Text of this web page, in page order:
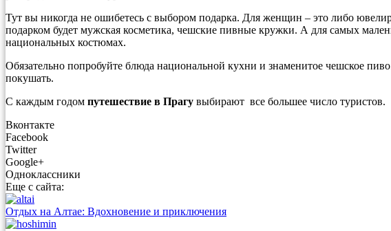
Тут вы никогда не ошибетесь с выбором подарка. Для женщин – это либо
подарком будет мужская косметика, чешские пивные кружки. А для самых
национальных костюмах.
Обязательно попробуйте блюда национальной кухни и знаменитое чешское
покушать.
С каждым годом путешествие в Прагу выбирают все большее число туристов.
Вконтакте
Facebook
Twitter
Google+
Одноклассники
Еще с сайта:
Отдых на Алтае: Вдохновение и приключения